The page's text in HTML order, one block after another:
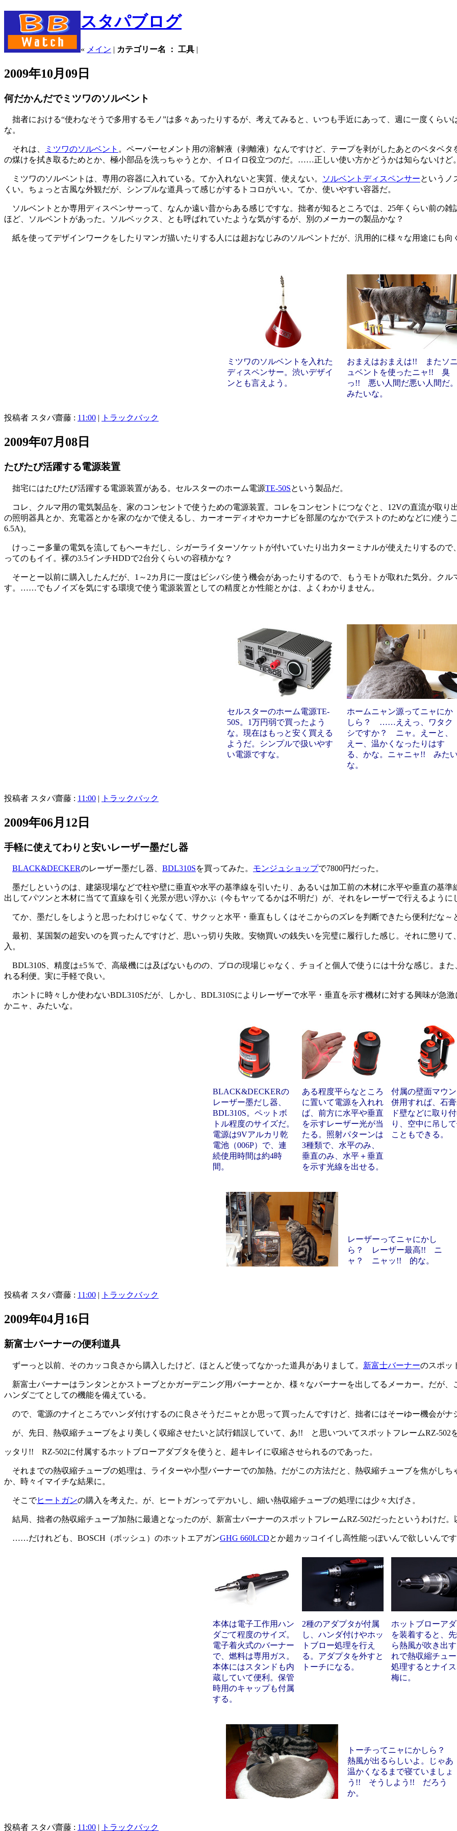
スタパブログ
« メイン | カテゴリー名 ： 工具 |
2009年10月09日
何だかんだでミツワのソルベント
拙者における“使わなそうで多用するモノ”は多々あったりするが、考えてみると、いつも手近にあって、週に一度くら
な。
それは、 ミツワのソルベント 。ペーパーセメント用の溶解液（剥離液）なんですけど、テープを剥がしたあとのベタベ
の煤けを拭き取るためとか、極小部品を洗っちゃうとか、イロイロ役立つのだ。……正しい使い方かどうかは知らないけど。
ミツワのソルベントは、専用の容器に入れている。てか入れないと実質、使えない。 ソルベントディスペンサーというノ
くい。ちょっと古風な外観だが、シンプルな道具って感じがするトコロがいい。てか、使いやすい容器だ。
ソルベントとか専用ディスペンサーって、なんか遠い昔からある感じですな。拙者が知るところでは、25年くらい前の
ほど、ソルベントがあった。ソルベックス、とも呼ばれていたような気がするが、別のメーカーの製品かな？
紙を使ってデザインワークをしたりマンガ描いたりする人には超おなじみのソルベントだが、汎用的に様々な用途にも向
ミツワのソルベントを入れた
ディスペンサー。渋いデザイ
ンとも言えよう。
おまえはおまえは!! またソニ
ュベントを使ったニャ!! 臭
っ!! 悪い人間だ悪い人間だ。
みたいな。
投稿者 スタパ齋藤 : 11:00 | トラックバック
2009年07月08日
たびたび活躍する電源装置
拙宅にはたびたび活躍する電源装置がある。セルスターのホーム電源TE-50Sという製品だ。
コレ、クルマ用の電気製品を、家のコンセントで使うための電源装置。コレをコンセントにつなぐと、12Vの直流が取り
の照明器具とか、充電器とかを家のなかで使えるし、カーオーディオやカーナビを部屋のなかで(テストのためなどに)使う
6.5A)。
けっこー多量の電気を流してもヘーキだし、シガーライターソケットが付いていたり出力ターミナルが使えたりするの
ってのもイイ。裸の3.5インチHDDで2台分くらいの容積かな？
そーとー以前に購入したんだが、1～2カ月に一度はビシバシ使う機会があったりするので、もうモトが取れた気分。ク
す。……でもノイズを気にする環境で使う電源装置としての精度とか性能とかは、よくわかりません。
セルスターのホーム電源TE-
50S。1万円弱で買ったよう
な。現在はもっと安く買える
ようだ。シンプルで扱いやす
い電源ですな。
ホームニャン源ってニャにか
しら？ ……ええっ、ワタク
シですか？ ニャ。えーと、
えー、温かくなったりはす
る、かな。ニャニャ!! みたい
な。
投稿者 スタパ齋藤 : 11:00 | トラックバック
2009年06月12日
手軽に使えてわりと安いレーザー墨だし器
BLACK&DECKERのレーザー墨だし器、 BDL310Sを買ってみた。 モンジュショップで7800円だった。
墨だしというのは、建築現場などで柱や壁に垂直や水平の基準線を引いたり、あるいは加工前の木材に水平や垂直の基
出してパツンと木材に当てて直線を引く光景が思い浮かぶ（今もヤッてるかは不明だ）が、それをレーザーで行えるように
てか、墨だしをしようと思ったわけじゃなくて、サクッと水平・垂直もしくはそこからのズレを判断できたら便利だな～
最初、某国製の超安いのを買ったんですけど、思いっ切り失敗。安物買いの銭失いを完璧に履行した感じ。それに懲り
入。
BDL310S、精度は±5％で、高級機には及ばないものの、プロの現場じゃなく、チョイと個人で使うには十分な感じ。ま
れる利便。実に手軽で良い。
ホントに時々しか使わないBDL310Sだが、しかし、BDL310Sによりレーザーで水平・垂直を示す機材に対する興味が急
かニャ、みたいな。
BLACK&DECKERの
レーザー墨だし器、
BDL310S。ペットボ
トル程度のサイズだ。
電源は9Vアルカリ乾
電池（006P）で、連
続使用時間は約4時
間。
ある程度平らなところ
に置いて電源を入れれ
ば、前方に水平や垂直
を示すレーザー光が当
たる。照射パターンは
3種類で、水平のみ、
垂直のみ、水平＋垂直
を示す光線を出せる。
付属の壁面マウン
併用すれば、石
ド壁などに取り
り、空中に吊して
こともできる。
レーザーってニャにかし
ら？ レーザー最高!! ニ
ャ？ ニャッ!! 的な。
投稿者 スタパ齋藤 : 11:00 トラックバック
2009年04月16日
新富士バーナーの便利道具
ずーっと以前、そのカッコ良さから購入したけど、ほとんど使ってなかった道具がありまして。 新富士バーナーのスポッ
新富士バーナーはランタンとかストーブとかガーデニング用バーナーとか、様々なバーナーを出してるメーカー。だが、
ハンダごてとしての機能を備えている。
ので、電源のナイところでハンダ付けするのに良さそうだニャとか思って買ったんですけど、拙者にはそーゆー機会が
が、先日、熱収縮チューブをより美しく収縮させたいと試行錯誤していて、あ!! と思いついてスポットフレームRZ-
ッタリ!! RZ-502に付属するホットブローアダプタを使うと、超キレイに収縮させられるのであった。
それまでの熱収縮チューブの処理は、ライターや小型バーナーでの加熱。だがこの方法だと、熱収縮チューブを焦がし
か、時々イマイチな結果に。
そこでヒートガンの購入を考えた。が、ヒートガンってデカいし、細い熱収縮チューブの処理には少々大げさ。
結局、拙者の熱収縮チューブ加熱に最適となったのが、新富士バーナーのスポットフレームRZ-502だったというわけだ。
……だけれども、BOSCH（ボッシュ）のホットエアガンGHG 660LCDとか超カッコイイし高性能っぽいんで欲しいんです
本体は電子工作用ハン
ダごて程度のサイズ。
電子着火式のバーナー
で、燃料は専用ガス。
本体にはスタンドも内
蔵していて便利。保管
時用のキャップも付属
する。
2種のアダプタが付属
し、ハンダ付けやホッ
トブロー処理を行え
る。アダプタを外すと
トーチになる。
ホットブローア
を装着すると、
ら熱風が吹き出す
れで熱収縮チュ
処理するとナイ
梅に。
トーチってニャにかしら？
熱風が出るらしいよ。じゃあ
温かくなるまで寝ていましょ
う!! そうしよう!! だろう
か。
投稿者 スタパ齋藤 : 11:00 | トラックバック